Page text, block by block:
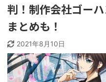
判！制作会社ゴー
まとめも！
2021年8月10日